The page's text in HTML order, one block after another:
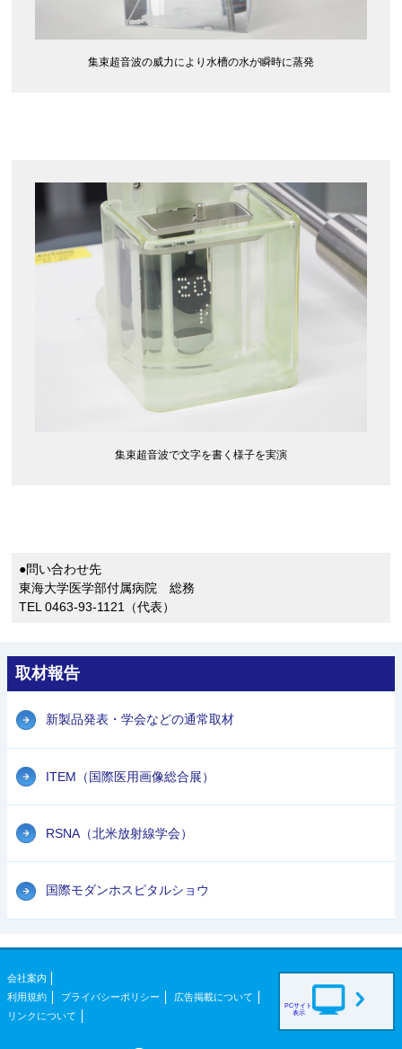
集束超音波の威力により水槽の水が瞬時に蒸発
集束超音波で文字を書く様子を実演
●問い合わせ先
東海大学医学部付属病院 総務
TEL 0463-93-1121（代表）
取材報告
新製品発表・学会などの通常取材
ITEM（国際医用画像総合展）
RSNA（北米放射線学会）
国際モダンホスピタルショウ
会社案内
利用規約
プライバシーポリシー
広告掲載について
リンクについて
PCサイト
表示